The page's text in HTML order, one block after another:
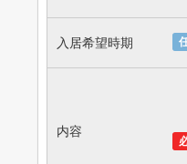
入居希望時期
内容